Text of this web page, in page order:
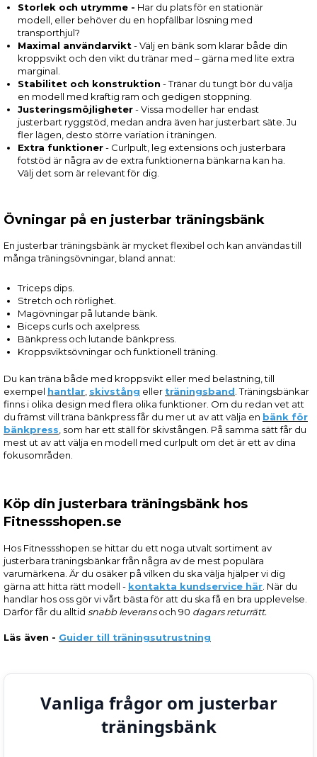
Storlek och utrymme - Har du plats för en stationär
modell, eller behöver du en hopfällbar lösning med
transporthjul?
Maximal användarvikt- Välj en bänk som klarar både din
kroppsvikt och den vikt du tränar med – gärna med lite extra
marginal.
Stabilitet och konstruktion - Tränar du tungt bör du välja
en modell med kraftig ram och gedigen stoppning.
Justeringsmöjligheter- Vissa modeller har endast
justerbart ryggstöd, medan andra även har justerbart säte. Ju
fler lägen, desto större variation i träningen.
Extra funktioner- Curlpult, leg extensions och justerbara
fotstöd är några av de extra funktionerna bänkarna kan ha.
Välj det som är relevant för dig.
Övningar på en justerbar träningsbänk
En justerbar träningsbänk är mycket flexibel och kan användas till
många träningsövningar, bland annat:
Triceps dips.
Stretch och rörlighet.
Magövningar på lutande bänk.
Biceps curls och axelpress.
Bänkpress och lutande bänkpress.
Kroppsviktsövningar och funktionell träning.
Du kan träna både med kroppsvikt eller med belastning, till
exempel hantlar skivstång eller träningsband . Träningsbänkar
finns i olika design med flera olika funktioner. Om du redan vet att
du främst vill träna bänkpress får du mer ut av att välja en bänk för
bänkpress , som har ett ställ för skivstången. På samma sätt får du
mest ut av att välja en modell med curlpult om det är ett av dina
fokusområden.
Köp din justerbara träningsbänk hos
Fitnessshopen.se
Hos Fitnessshopen.se hittar du ett noga utvalt sortiment av
justerbara träningsbänkar från några av de mest populära
varumärkena. Är du osäker på vilken du ska välja hjälper vi dig
gärna att hitta rätt modell - kontakta kundservice här . När du
handlar hos oss gör vi vårt bästa för att du ska få en bra upplevelse.
Därför får du alltid snabb leveransoch 90 dagars returrätt.
Läs även - Guider till träningsutrustning
Vanliga frågor om justerbar
träningsbänk